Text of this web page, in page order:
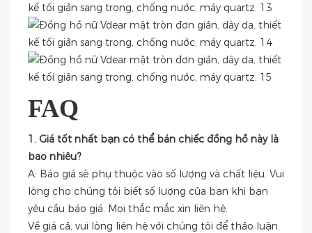
FAQ
1. Giá tốt nhất bạn có thể bán chiếc đồng hồ này là
bao nhiêu?
A: Báo giá sẽ phụ thuộc vào số lượng và chất liệu. Vui
lòng cho chúng tôi biết số lượng của bạn khi bạn
yêu cầu báo giá. Mọi thắc mắc xin liên hệ.
Về giá cả, vui lòng liên hệ với chúng tôi để thảo luận.